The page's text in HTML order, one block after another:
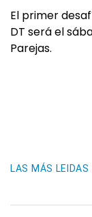
El primer
DT será el
Parejas.
LAS MÁS LEIDAS